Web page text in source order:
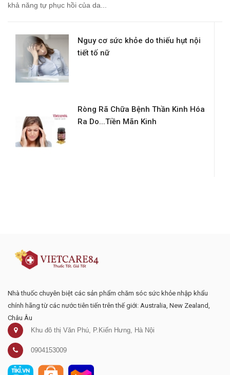
khả năng tự phục hồi của da...
Nguy cơ sức khỏe do thiếu hụt nội
tiết tố nữ
Ròng Rã Chữa Bệnh Thần Kinh Hóa
Ra Do...Tiền Mãn Kinh
Nhà thuốc chuyên biệt các sản phẩm chăm sóc sức khỏe nhập khẩu
chính hãng từ các nước tiên tiến trên thế giới: Australia, New Zealand,
Châu Âu
Khu đô thị Văn Phú, P.Kiến Hưng, Hà Nội
0904153009